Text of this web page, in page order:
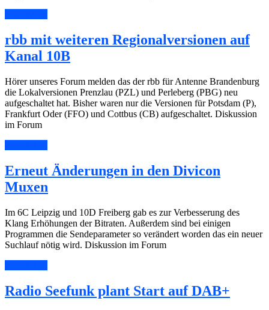
rbb mit weiteren Regionalversionen auf
Kanal 10B
Hörer unseres Forum melden das der rbb für Antenne Brandenburg
die Lokalversionen Prenzlau (PZL) und Perleberg (PBG) neu
aufgeschaltet hat. Bisher waren nur die Versionen für Potsdam (P),
Frankfurt Oder (FFO) und Cottbus (CB) aufgeschaltet. Diskussion
im Forum
Erneut Änderungen in den Divicon
Muxen
Im 6C Leipzig und 10D Freiberg gab es zur Verbesserung des
Klang Erhöhungen der Bitraten. Außerdem sind bei einigen
Programmen die Sendeparameter so verändert worden das ein neuer
Suchlauf nötig wird. Diskussion im Forum
Radio Seefunk plant Start auf DAB+